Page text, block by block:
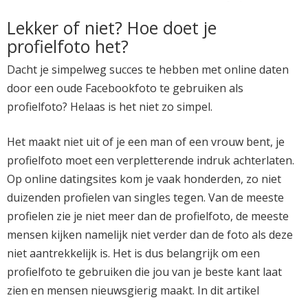
Lekker of niet? Hoe doet je
profielfoto het?
Dacht je simpelweg succes te hebben met online daten
door een oude Facebookfoto te gebruiken als
profielfoto? Helaas is het niet zo simpel.
Het maakt niet uit of je een man of een vrouw bent, je
profielfoto moet een verpletterende indruk achterlaten.
Op online datingsites kom je vaak honderden, zo niet
duizenden profielen van singles tegen. Van de meeste
profielen zie je niet meer dan de profielfoto, de meeste
mensen kijken namelijk niet verder dan de foto als deze
niet aantrekkelijk is. Het is dus belangrijk om een
profielfoto te gebruiken die jou van je beste kant laat
zien en mensen nieuwsgierig maakt. In dit artikel